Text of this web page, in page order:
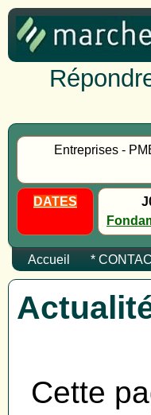
Entreprises -
DATES
Accueil *
Cette